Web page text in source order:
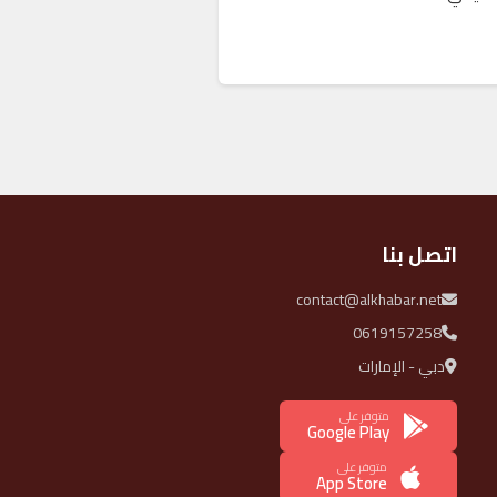
اتصل بنا
contact@alkhabar.net
0619157258
دبي - الإمارات
متوفر على
Google Play
متوفر على
App Store